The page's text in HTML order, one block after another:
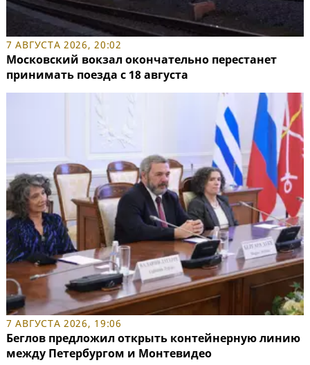
7 АВГУСТА 2026, 20:02
Московский вокзал окончательно перестанет
принимать поезда с 18 августа
7 АВГУСТА 2026, 19:06
Беглов предложил открыть контейнерную линию
между Петербургом и Монтевидео